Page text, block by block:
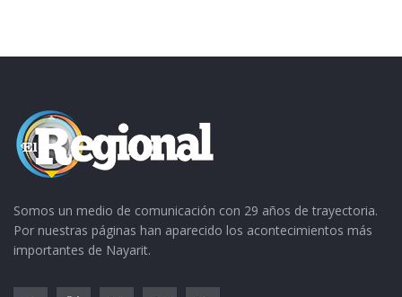
éxitos y preparando un nuevo plan de trabajo
en favor de los migrantes y sus comunidades.
Somos un medio de comunicación con 29 años de trayectoria.
Por nuestras páginas han aparecido los acontecimientos más
importantes de Nayarit.